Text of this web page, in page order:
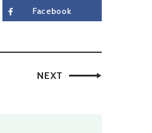
Facebook
NEXT